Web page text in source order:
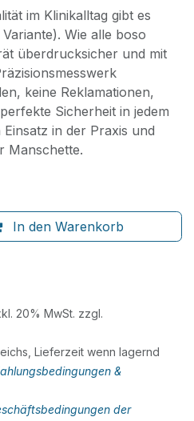
im Klinikalltag gibt es
Wie alle boso
überdrucksicher und mit
keine Reklamationen,
Sicherheit in jedem
in der Praxis und
Manschette.
In den Warenkorb
20% MwSt. zzgl.
Lieferzeit wenn lagernd
&
der